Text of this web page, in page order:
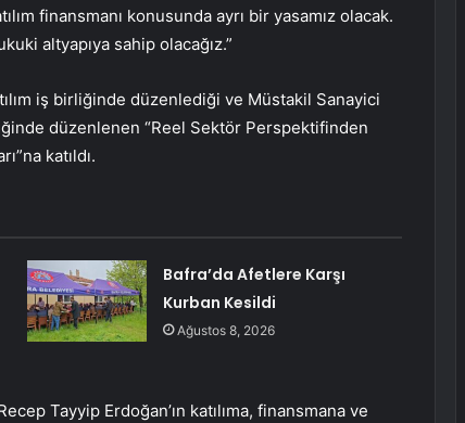
finansmanı konusunda ayrı bir yasamız olacak.
altyapıya sahip olacağız.”
iş birliğinde düzenlediği ve Müstakil Sanayici
düzenlenen “Reel Sektör Perspektifinden
katıldı.
Bafra’da Afetlere Karşı
Kurban Kesildi
Ağustos 8, 2026
Tayyip Erdoğan’ın katılıma, finansmana ve